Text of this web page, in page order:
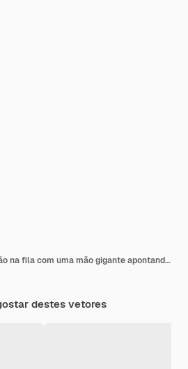
Várias pessoas estão na fila com uma mão gigante apontando para uma das pessoas
destes vetores